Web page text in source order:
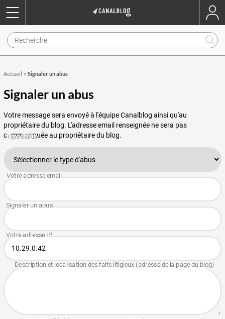
Accueil » Signaler un abus
Signaler un abus
Votre message sera envoyé à l'équipe Canalblog ainsi qu'au
propriétaire du blog. L'adresse email renseignée ne sera pas
communiquée au propriétaire du blog.